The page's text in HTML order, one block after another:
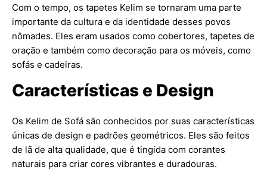
Com o tempo, os tapetes Kelim se tornaram uma parte
importante da cultura e da identidade desses povos
nômades. Eles eram usados como cobertores, tapetes de
oração e também como decoração para os móveis, como
sofás e cadeiras.
Características e Design
Os Kelim de Sofá são conhecidos por suas características
únicas de design e padrões geométricos. Eles são feitos
de lã de alta qualidade, que é tingida com corantes
naturais para criar cores vibrantes e duradouras.